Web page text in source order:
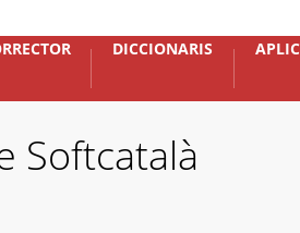
DICCIONARIS
Softcatalà